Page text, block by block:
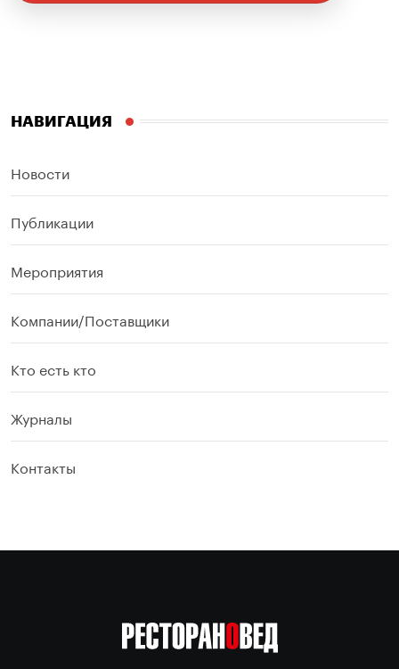
НАВИГАЦИЯ
Новости
Публикации
Мероприятия
Компании/Поставщики
Кто есть кто
Журналы
Контакты